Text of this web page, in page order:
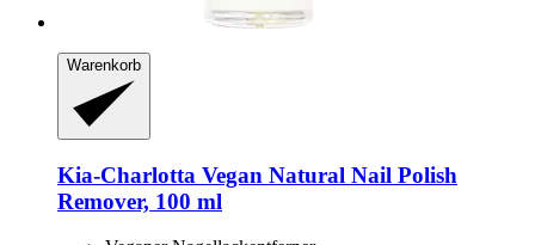
Warenkorb
Kia-Charlotta Vegan Natural Nail Polish
Remover, 100 ml